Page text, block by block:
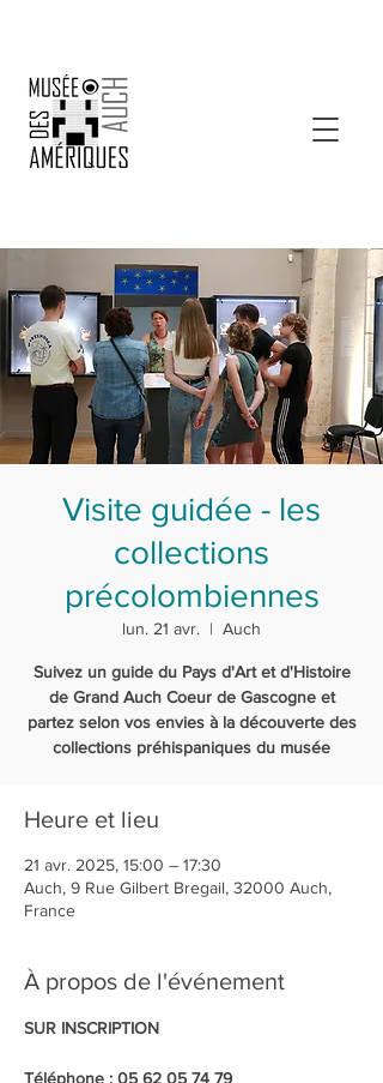
Visite guidée - les
collections
précolombiennes
lun. 21 avr.
  |
Auch
Suivez un guide du Pays d'Art et d'Histoire
de Grand Auch Coeur de Gascogne et
partez selon vos envies à la découverte des
collections préhispaniques du musée
Heure et lieu
21 avr. 2025, 15:00 – 17:30
Auch, 9 Rue Gilbert Bregail, 32000 Auch,
France
À propos de l'événement
SUR INSCRIPTION
Téléphone : 05 62 05 74 79